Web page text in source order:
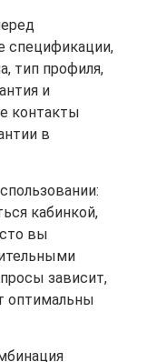
спецификации,
тип профиля,
и
контакты
в
кабинкой,
вы
зависит,
оптимальны